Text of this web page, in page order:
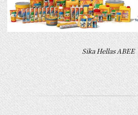
Sika Hellas ΑΒΕΕ